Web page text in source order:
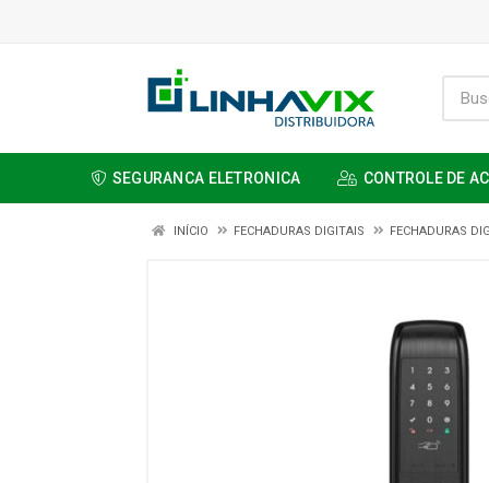
SEGURANCA ELETRONICA CONTROLE DE
INÍCIO FECHADURAS DIGITAIS FECHADURAS